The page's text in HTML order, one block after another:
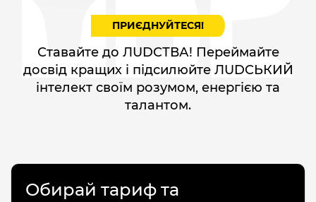
ПРИЄДНУЙТЕСЯ!
Ставайте до ЛUDCТВА! Переймайте
досвід кращих і підсилюйте ЛUDCЬКИЙ
інтелект своїм розумом, енергією та
талантом.
Обирай тариф та